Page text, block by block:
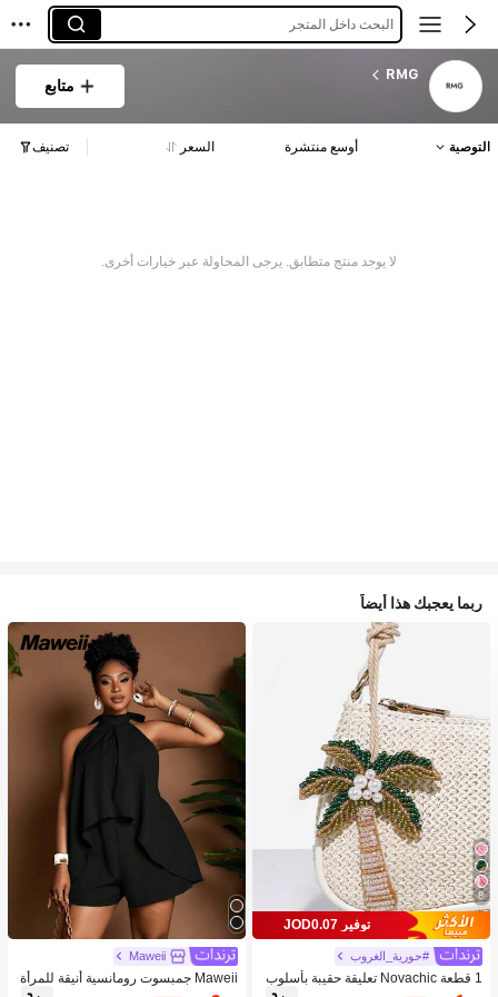
البحث داخل المتجر
RMG
متابع
التوصية أوسع منتشرة السعر تصنيف
لا يوجد منتج متطابق. يرجى المحاولة عبر خيارات أخرى.
ربما يعجبك هذا أيضاً
8
توفير JOD0.07
#حورية_الغروب
1 قطعة Novachic تعليقة حقيبة بأسلوب
العطلات مزينة بالخرز على شكل نجمة الب
Maweii
Maweii جمبسوت رومانسية أنيقة للمرأة
ذات كتف مكشوف وظهر مكشوف المقا